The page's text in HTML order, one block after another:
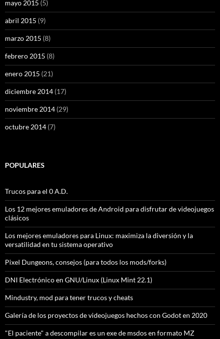
mayo 2015 (5)
abril 2015 (9)
marzo 2015 (8)
febrero 2015 (8)
enero 2015 (21)
diciembre 2014 (17)
noviembre 2014 (29)
octubre 2014 (7)
POPULARES
Trucos para el 0 A.D.
Los 12 mejores emuladores de Android para disfrutar de videojuegos
clásicos
Los mejores emuladores para Linux: maximiza la diversión y la
versatilidad en tu sistema operativo
Pixel Dungeons, consejos (para todos los mods/forks)
DNI Electrónico en GNU/Linux (Linux Mint 22.1)
Mindustry, mod para tener trucos y cheats
Galería de los proyectos de videojuegos hechos con Godot en 2020
"El paciente" a descompilar es un exe de msdos en formato MZ